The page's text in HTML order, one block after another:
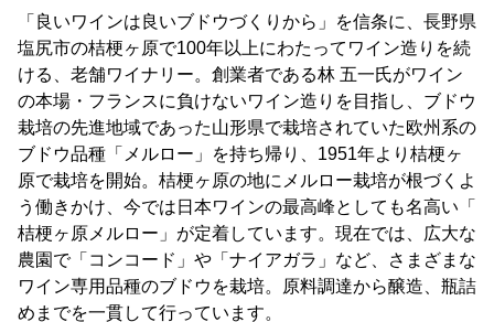
「良いワインは良いブドウづくりから」を信条に、長野県
塩尻市の桔梗ヶ原で100年以上にわたってワイン造りを続
ける、老舗ワイナリー。創業者である林 五一氏がワイン
の本場・フランスに負けないワイン造りを目指し、ブドウ
栽培の先進地域であった山形県で栽培されていた欧州系の
ブドウ品種「メルロー」を持ち帰り、1951年より桔梗ヶ
原で栽培を開始。桔梗ヶ原の地にメルロー栽培が根づくよ
う働きかけ、今では日本ワインの最高峰としても名高い「
桔梗ヶ原メルロー」が定着しています。現在では、広大な
農園で「コンコード」や「ナイアガラ」など、さまざまな
ワイン専用品種のブドウを栽培。原料調達から醸造、瓶詰
めまでを一貫して行っています。